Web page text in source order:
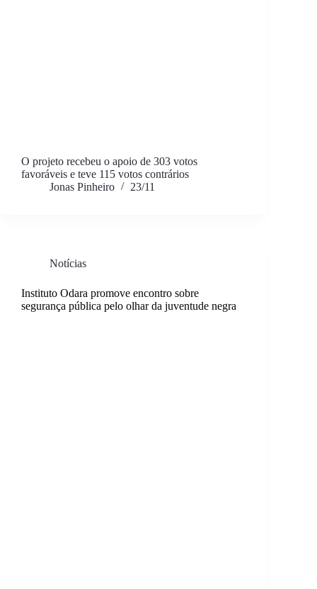
O projeto recebeu o apoio de 303 votos
favoráveis e teve 115 votos contrários
Jonas Pinheiro
23/11
Notícias
Instituto Odara promove encontro sobre
segurança pública pelo olhar da juventude negra